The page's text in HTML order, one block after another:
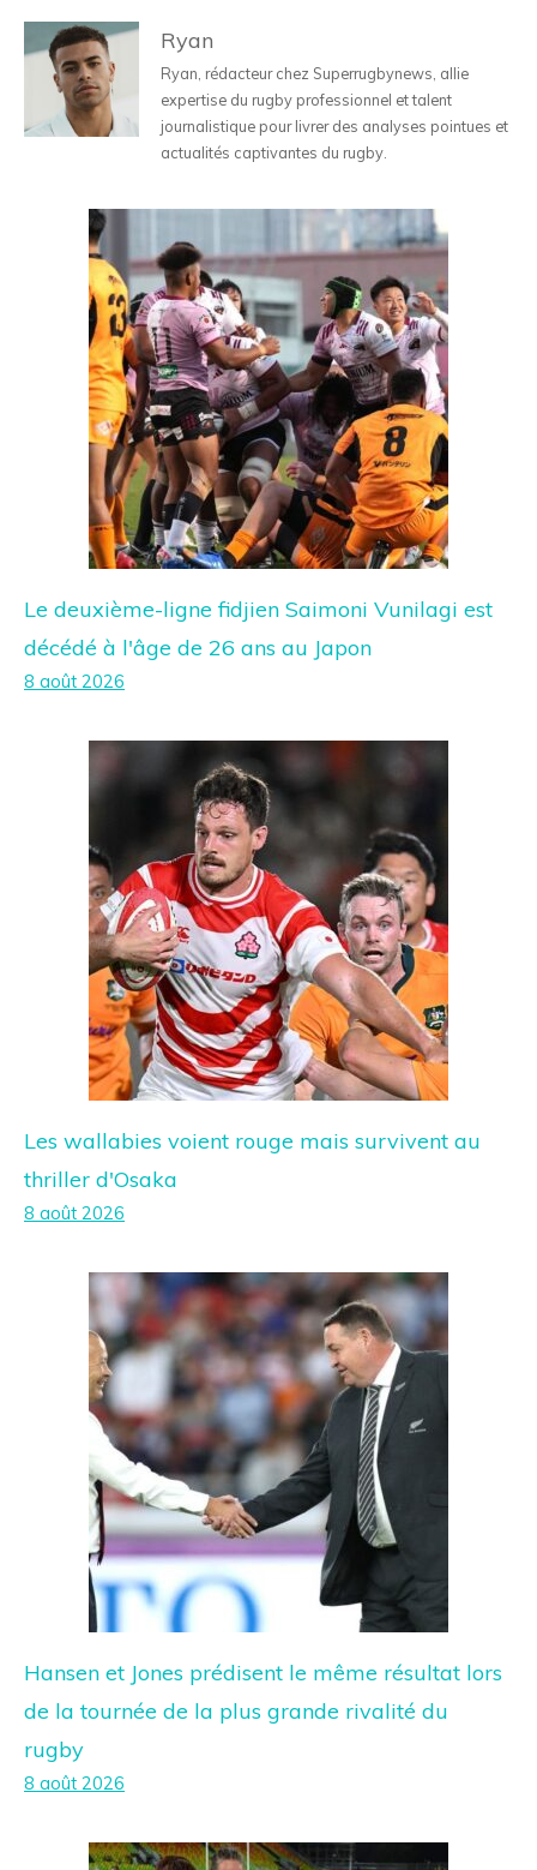
Ryan
Ryan, rédacteur chez Superrugbynews, allie
expertise du rugby professionnel et talent
journalistique pour livrer des analyses pointues et
actualités captivantes du rugby.
Le deuxième-ligne fidjien Saimoni Vunilagi est
décédé à l'âge de 26 ans au Japon
8 août 2026
Les wallabies voient rouge mais survivent au
thriller d'Osaka
8 août 2026
Hansen et Jones prédisent le même résultat lors
de la tournée de la plus grande rivalité du
rugby
8 août 2026